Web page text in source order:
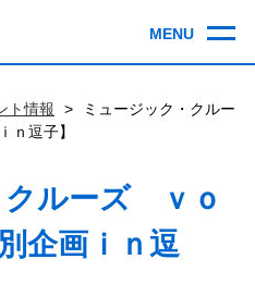
ト情報
ミュージック・クルー
ｎ逗子】
クルーズ ｖｏ
企画ｉｎ逗